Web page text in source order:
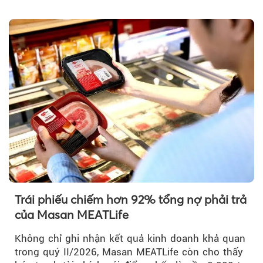
Trái phiếu chiếm hơn 92% tổng nợ phải trả
của Masan MEATLife
Không chỉ ghi nhận kết quả kinh doanh khả quan
trong quý II/2026, Masan MEATLife còn cho thấy